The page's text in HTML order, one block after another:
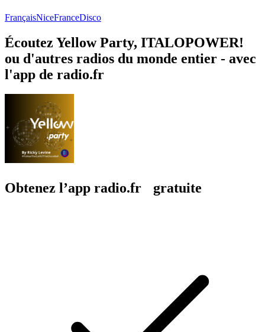
FrançaisNiceFranceDisco
Écoutez Yellow Party, ITALOPOWER!
ou d'autres radios du monde entier - avec
l'app de radio.fr
Obtenez l’app radio.fr gratuite